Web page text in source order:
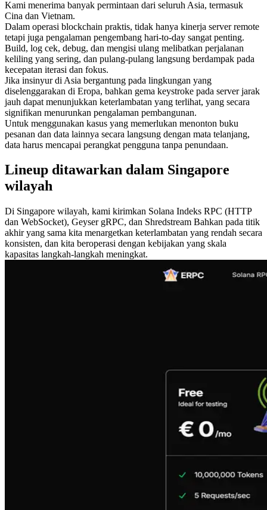
Kami menerima banyak permintaan dari seluruh Asia, termasuk
Cina dan Vietnam.
Dalam operasi blockchain praktis, tidak hanya kinerja server remote
tetapi juga pengalaman pengembang hari-to-day sangat penting.
Build, log cek, debug, dan mengisi ulang melibatkan perjalanan
keliling yang sering, dan pulang-pulang langsung berdampak pada
kecepatan iterasi dan fokus.
Jika insinyur di Asia bergantung pada lingkungan yang
diselenggarakan di Eropa, bahkan gema keystroke pada server jarak
jauh dapat menunjukkan keterlambatan yang terlihat, yang secara
signifikan menurunkan pengalaman pembangunan.
Untuk menggunakan kasus yang memerlukan menonton buku
pesanan dan data lainnya secara langsung dengan mata telanjang,
data harus mencapai perangkat pengguna tanpa penundaan.
Lineup ditawarkan dalam Singapore
wilayah
Di Singapore wilayah, kami kirimkan Solana Indeks RPC (HTTP
dan WebSocket), Geyser gRPC, dan Shredstream Bahkan pada titik
akhir yang sama kita menargetkan keterlambatan yang rendah secara
konsisten, dan kita beroperasi dengan kebijakan yang skala
kapasitas langkah-langkah meningkat.